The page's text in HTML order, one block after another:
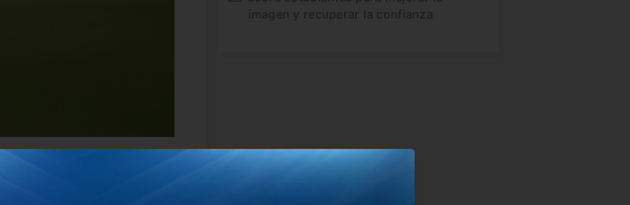
porque es el campeón
acabó de abrochar su
imagen y recuperar la confianza